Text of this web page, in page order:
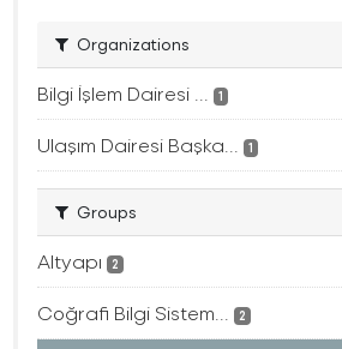
Organizations
Bilgi İşlem Dairesi ... 1
Ulaşım Dairesi Başka... 1
Groups
Altyapı 2
Coğrafi Bilgi Sistem... 2